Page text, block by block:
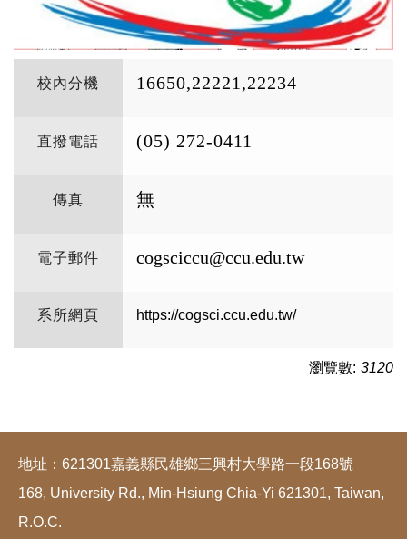
校內分機 16650,22221,22234
直撥電話 (05) 272-0411
傳真 無
電子郵件 cogsciccu@ccu.edu.tw
系所網頁 https://cogsci.ccu.edu.tw/
瀏覽數: 3120
地址：621301嘉義縣民雄鄉三興村大學路一段168號
168, University Rd., Min-Hsiung Chia-Yi 621301, Taiwan,
R.O.C.